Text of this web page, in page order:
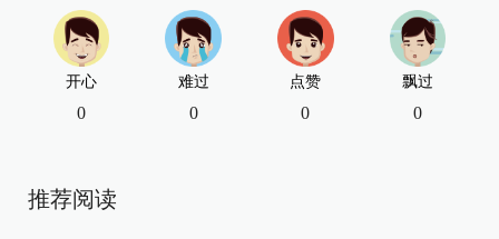
开心
0
难过
0
点赞
0
飘过
0
推荐阅读